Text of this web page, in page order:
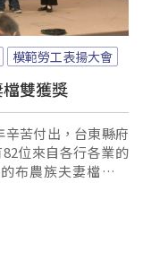
模範勞工表揚大會
雙獲獎
苦付出，台東縣府
位來自各行各業的
布農族夫妻檔余珍
的模範勞工夫妻。